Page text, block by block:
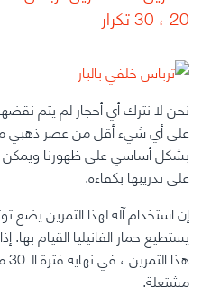
20 ، 30 تكرار
نحن لا نترك أي أحجار لم يتم
على أي شيء أقل من عصر ذهبي
بشكل أساسي على ظهورنا ويمكن
على تدريبها بكفاءة.
إن استخدام آلة لهذا التمرين يضع
يستطيع حمار الفانيليا القيام بها.
مشتعلة.